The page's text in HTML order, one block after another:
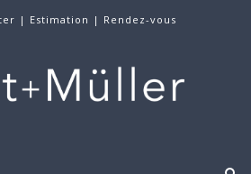
| Estimation | Rendez-vous